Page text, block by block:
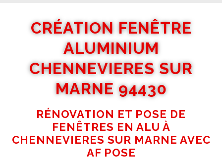
CRÉATION FENÊTRE
ALUMINIUM
CHENNEVIERES SUR
MARNE 94430
RÉNOVATION ET POSE DE
FENÊTRES EN ALU À
CHENNEVIERES SUR MARNE AVEC
AF POSE